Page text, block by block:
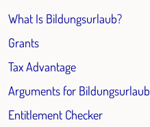
What Is Bildungsurlaub?
Grants
Tax Advantage
Arguments for Bildungsurlaub
Entitlement Checker